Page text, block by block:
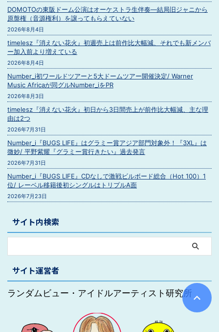
DOMOTOの東阪ドーム公演はオーケストラ生伴奏―結局旧ジャニから
原盤権（音源権利）を譲ってもらえていない
2026年8月4日
timelesz『消えない花火』初週売上は前作比大幅減、それでも新メンバ
ー加入前より増えている
2026年8月4日
Number_i初ワールドツアーと5大ドームツアー開催決定/ Warner
Music Africaが同グルNumber_iをPR
2026年8月3日
timelesz『消えない花火』初日から3日間売上が前作比大幅減、主な理
由は2つ
2026年7月31日
Number_i『BUGS LIFE』はグラミー賞アジア部門対象外！『3XL』は
微妙/ 平野紫耀『グラミー賞行きたい』過去発言
2026年7月31日
Number_i『BUGS LIFE』CDなしで激戦ビルボード総合（Hot 100）1
位/ レーベル移籍後初シングルはトリプルA面
2026年7月23日
サイト内検索
サイト運営者
ランダムビュー・アイドルアーティスト研究所